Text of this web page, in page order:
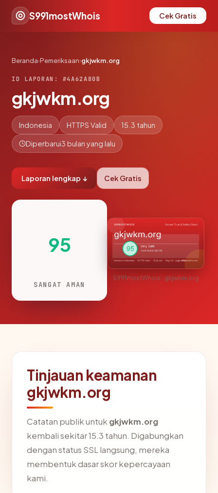
S991mostWhois Cek Gratis
Beranda›Pemeriksaan›gkjwkm.org
ID LAPORAN: #4A62A80B
gkjwkm.org
Indonesia HTTPS Valid 15.3 tahun
Diperbarui3 bulan yang lalu
Laporan lengkap ↓ Cek Gratis
95
SANGAT AMAN
S991mostWhois · gkjwkm.org
Tinjauan keamanan
gkjwkm.org
Catatan publik untuk gkjwkm.org
kembali sekitar 15.3 tahun. Digabungkan
dengan status SSL langsung, mereka
membentuk dasar skor kepercayaan
kami.